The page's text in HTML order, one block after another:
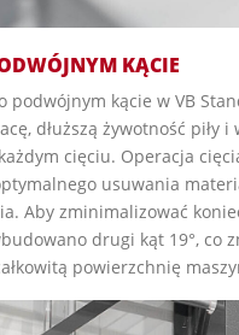
KĄCIE
podwójnym kącie w VB
dłuższą żywotność piły i
cięciu. Operacja
usuwania
Aby zminimalizować
drugi kąt 19°, co
powierzchnię